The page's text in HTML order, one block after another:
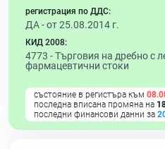
регистрация по ДДС:
ДА - от 25.08.2014 г.
КИД 2008:
4773 -Търговия на дребно с
фармацевтични стоки
състояние в регистъра към
последна вписана промяна на
последни финансови данни за